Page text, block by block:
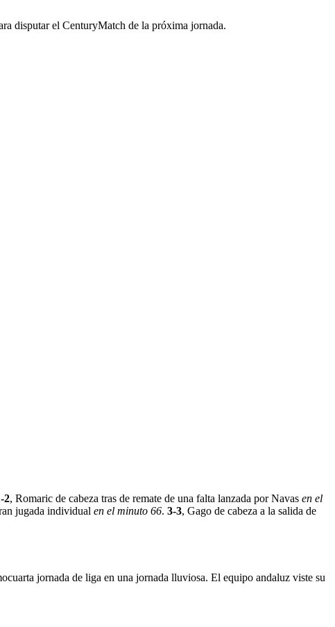
disputar el CenturyMatch de la próxima jornada.
2, Romaric de cabeza tras de remate de una falta lanzada por Navas en el
jugada individual en el minuto 66. 3-3, Gago de cabeza a la salida de
jornada de liga en una jornada lluviosa. El equipo andaluz viste su